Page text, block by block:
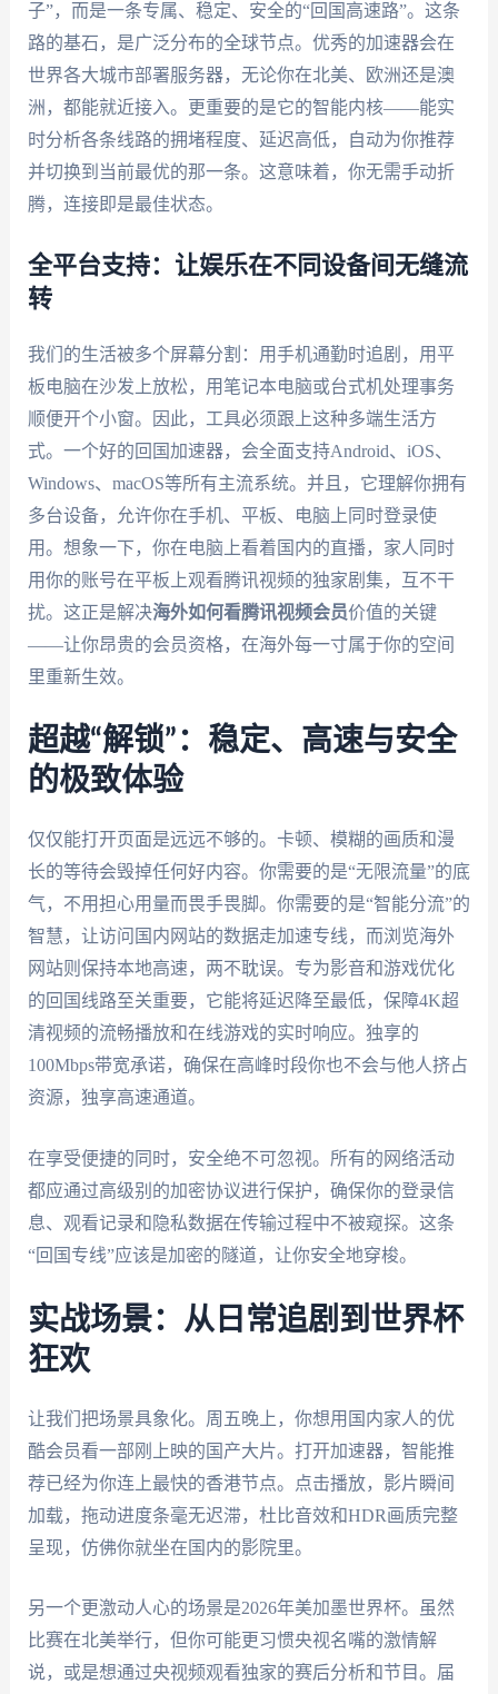
子”，而是一条专属、稳定、安全的“回国高速路”。这条
路的基石，是广泛分布的全球节点。优秀的加速器会在
世界各大城市部署服务器，无论你在北美、欧洲还是澳
洲，都能就近接入。更重要的是它的智能内核——能实
时分析各条线路的拥堵程度、延迟高低，自动为你推荐
并切换到当前最优的那一条。这意味着，你无需手动折
腾，连接即是最佳状态。
全平台支持：让娱乐在不同设备间无缝流
转
我们的生活被多个屏幕分割：用手机通勤时追剧，用平
板电脑在沙发上放松，用笔记本电脑或台式机处理事务
顺便开个小窗。因此，工具必须跟上这种多端生活方
式。一个好的回国加速器，会全面支持Android、iOS、
Windows、macOS等所有主流系统。并且，它理解你拥有
多台设备，允许你在手机、平板、电脑上同时登录使
用。想象一下，你在电脑上看着国内的直播，家人同时
用你的账号在平板上观看腾讯视频的独家剧集，互不干
扰。这正是解决海外如何看腾讯视频会员价值的关键
——让你昂贵的会员资格，在海外每一寸属于你的空间
里重新生效。
超越“解锁”：稳定、高速与安全
的极致体验
仅仅能打开页面是远远不够的。卡顿、模糊的画质和漫
长的等待会毁掉任何好内容。你需要的是“无限流量”的底
气，不用担心用量而畏手畏脚。你需要的是“智能分流”的
智慧，让访问国内网站的数据走加速专线，而浏览海外
网站则保持本地高速，两不耽误。专为影音和游戏优化
的回国线路至关重要，它能将延迟降至最低，保障4K超
清视频的流畅播放和在线游戏的实时响应。独享的
100Mbps带宽承诺，确保在高峰时段你也不会与他人挤占
资源，独享高速通道。
在享受便捷的同时，安全绝不可忽视。所有的网络活动
都应通过高级别的加密协议进行保护，确保你的登录信
息、观看记录和隐私数据在传输过程中不被窥探。这条
“回国专线”应该是加密的隧道，让你安全地穿梭。
实战场景：从日常追剧到世界杯
狂欢
让我们把场景具象化。周五晚上，你想用国内家人的优
酷会员看一部刚上映的国产大片。打开加速器，智能推
荐已经为你连上最快的香港节点。点击播放，影片瞬间
加载，拖动进度条毫无迟滞，杜比音效和HDR画质完整
呈现，仿佛你就坐在国内的影院里。
另一个更激动人心的场景是2026年美加墨世界杯。虽然
比赛在北美举行，但你可能更习惯央视名嘴的激情解
说，或是想通过央视频观看独家的赛后分析和节目。届